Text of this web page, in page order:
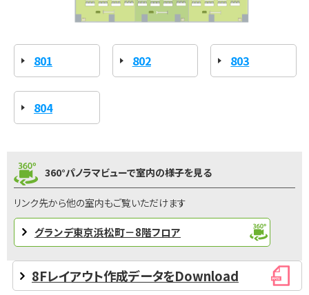
801 802 803
804
360°パノラマビューで室内の様子を見る
リンク先から他の室内もご覧いただけます
グランデ東京浜松町－8階フロア
8Fレイアウト作成データをDownload